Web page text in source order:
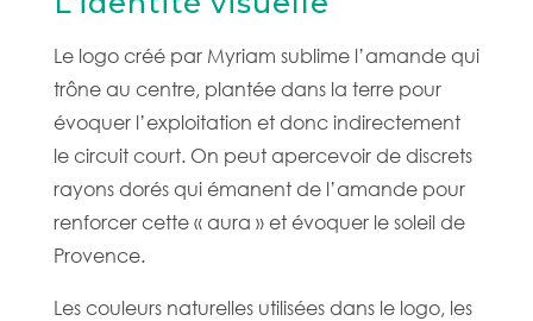
Le logo créé par Myriam sublime l’amande qui
trône au centre, plantée dans la terre pour
évoquer l’exploitation et donc indirectement
le circuit court. On peut apercevoir de discrets
rayons dorés qui émanent de l’amande pour
renforcer cette « aura » et évoquer le soleil de
Provence.
Les couleurs naturelles utilisées dans le logo, les